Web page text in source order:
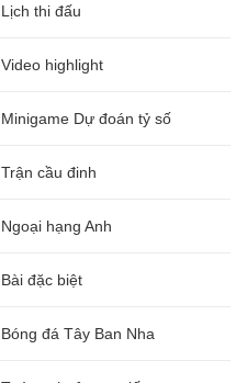
Lịch thi đấu
Video highlight
Minigame Dự đoán tỷ số
Trận cầu đinh
Ngoại hạng Anh
Bài đặc biệt
Bóng đá Tây Ban Nha